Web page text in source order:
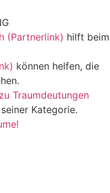
(Partnerlink) hilft beim
können helfen, die
Traumdeutungen
Kategorie.